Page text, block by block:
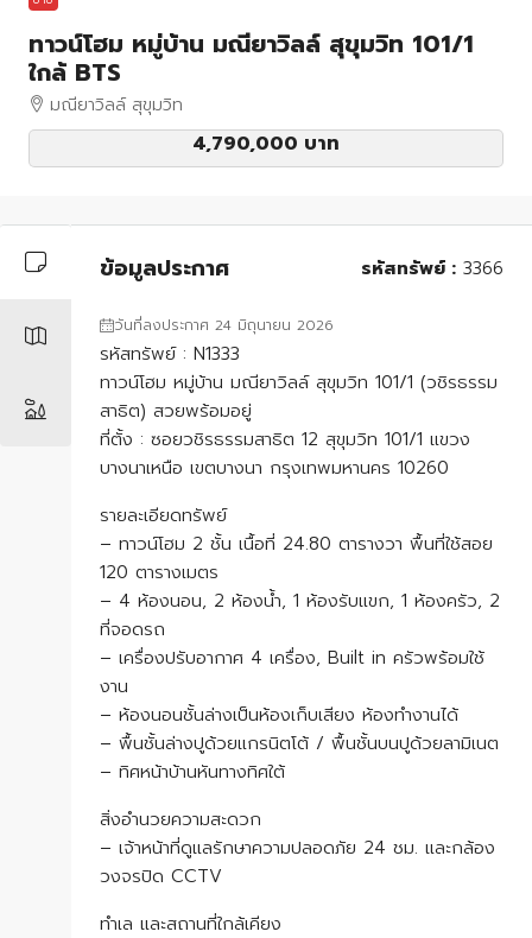
ทาวน์โฮม หมู่บ้าน มณียาวิลล์ สุขุมวิท 101/1
ใกล้ BTS
มณียาวิลล์ สุขุมวิท
4,790,000 บาท
ข้อมูลประกาศ รหัสทรัพย์ : 3366
วันที่ลงประกาศ 24 มิถุนายน 2026
รหัสทรัพย์ : N1333
ทาวน์โฮม หมู่บ้าน มณียาวิลล์ สุขุมวิท 101/1 (วชิรธรรม
สาธิต) สวยพร้อมอยู่
ที่ตั้ง : ซอยวชิรธรรมสาธิต 12 สุขุมวิท 101/1 แขวง
บางนาเหนือ เขตบางนา กรุงเทพมหานคร 10260
รายละเอียดทรัพย์
– ทาวน์โฮม 2 ชั้น เนื้อที่ 24.80 ตารางวา พื้นที่ใช้สอย
120 ตารางเมตร
– 4 ห้องนอน, 2 ห้องน้ำ, 1 ห้องรับแขก, 1 ห้องครัว, 2
ที่จอดรถ
– เครื่องปรับอากาศ 4 เครื่อง, Built in ครัวพร้อมใช้
งาน
– ห้องนอนชั้นล่างเป็นห้องเก็บเสียง ห้องทำงานได้
– พื้นชั้นล่างปูด้วยแกรนิตโต้ / พื้นชั้นบนปูด้วยลามิเนต
– ทิศหน้าบ้านหันทางทิศใต้
สิ่งอำนวยความสะดวก
– เจ้าหน้าที่ดูแลรักษาความปลอดภัย 24 ชม. และกล้อง
วงจรปิด CCTV
ทำเล และสถานที่ใกล้เคียง